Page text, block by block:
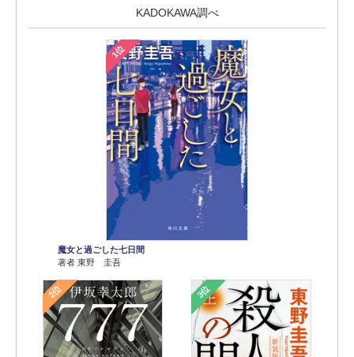
KADOKAWA調べ
1位
魔女と過ごした七日間
著者 東野 圭吾
2位 3位